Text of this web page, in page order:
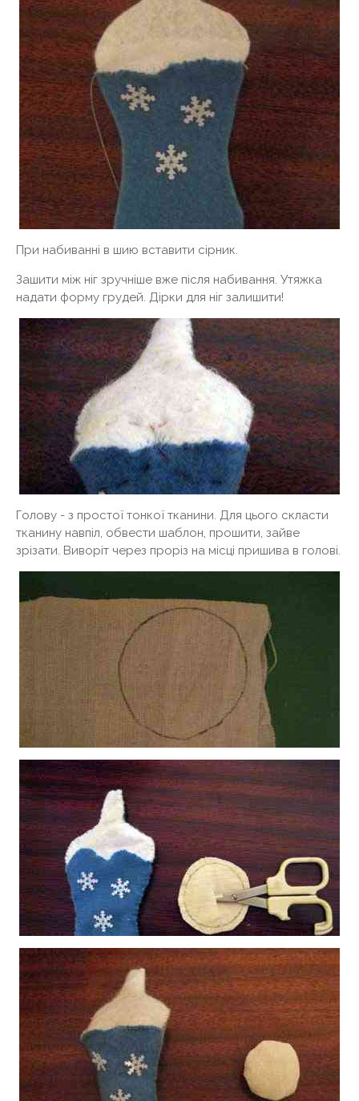
При набиванні в шию вставити сірник.
Зашити між ніг зручніше вже після набивання. Утяжка
надати форму грудей. Дірки для ніг залишити!
Голову - з простої тонкої тканини. Для цього скласти
тканину навпіл, обвести шаблон, прошити, зайве
зрізати. Виворіт через проріз на місці пришива в голові.